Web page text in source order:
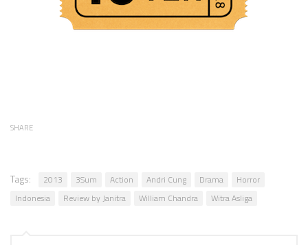
SHARE
Tags: 2013 3Sum Action Andri Cung Drama
Horror
Indonesia
Review by Janitra William Chandra Witra Asliga